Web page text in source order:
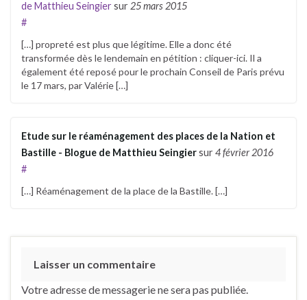
de Matthieu Seingiersur 25 mars 2015
#
[…] propreté est plus que légitime. Elle a donc été
transformée dès le lendemain en pétition : cliquer-ici. Il a
également été reposé pour le prochain Conseil de Paris prévu
le 17 mars, par Valérie […]
Etude sur le réaménagement des places de la Nation et
Bastille - Blogue de Matthieu Seingiersur 4 février 2016
#
[…] Réaménagement de la place de la Bastille. […]
Laisser un commentaire
Votre adresse de messagerie ne sera pas publiée.